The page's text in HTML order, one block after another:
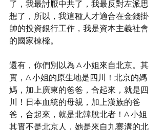
了，我最討厭中共了，我最反對左派思
想了，所以，我這種人才適合在金錢掛
帥的投資銀行工作，我是資本主義社會
的國家棟樑。
還有，你們別以為 A 小姐來自北京。其
實，A 小姐的原生地是四川！北京的媽
媽，加上廣東的爸爸，合起來，就是四
川！日本血統的母親，加上漢族的爸
爸，合起來，就是北韓脫北者！A 小姐
其實不是北京人，她是來自九寨溝的北